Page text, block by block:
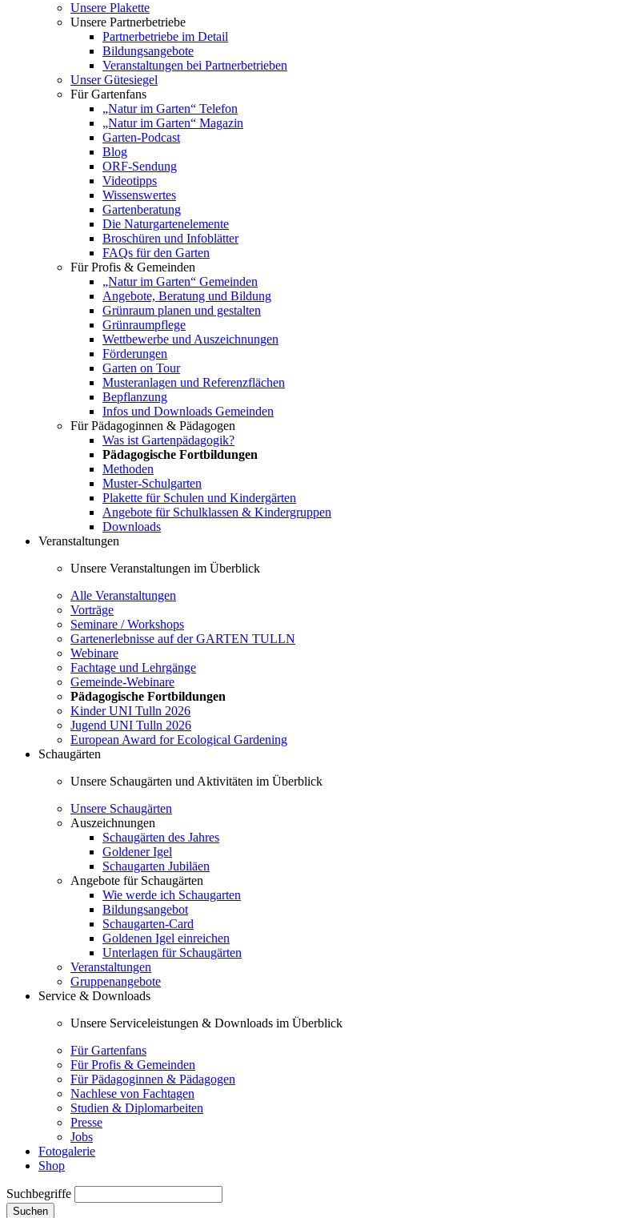
Unsere Plakette
Unsere Partnerbetriebe
Partnerbetriebe im Detail
Bildungsangebote
Veranstaltungen bei Partnerbetrieben
Unser Gütesiegel
Für Gartenfans
„Natur im Garten“ Telefon
„Natur im Garten“ Magazin
Garten-Podcast
Blog
ORF-Sendung
Videotipps
Wissenswertes
Gartenberatung
Die Naturgartenelemente
Broschüren und Infoblätter
FAQs für den Garten
Für Profis & Gemeinden
„Natur im Garten“ Gemeinden
Angebote, Beratung und Bildung
Grünraum planen und gestalten
Grünraumpflege
Wettbewerbe und Auszeichnungen
Förderungen
Garten on Tour
Musteranlagen und Referenzflächen
Bepflanzung
Infos und Downloads Gemeinden
Für Pädagoginnen & Pädagogen
Was ist Gartenpädagogik?
Pädagogische Fortbildungen
Methoden
Muster-Schulgarten
Plakette für Schulen und Kindergärten
Angebote für Schulklassen & Kindergruppen
Downloads
Veranstaltungen
Unsere Veranstaltungen im Überblick
Alle Veranstaltungen
Vorträge
Seminare / Workshops
Gartenerlebnisse auf der GARTEN TULLN
Webinare
Fachtage und Lehrgänge
Gemeinde-Webinare
Pädagogische Fortbildungen
Kinder UNI Tulln 2026
Jugend UNI Tulln 2026
European Award for Ecological Gardening
Schaugärten
Unsere Schaugärten und Aktivitäten im Überblick
Unsere Schaugärten
Auszeichnungen
Schaugärten des Jahres
Goldener Igel
Schaugarten Jubiläen
Angebote für Schaugärten
Wie werde ich Schaugarten
Bildungsangebot
Schaugarten-Card
Goldenen Igel einreichen
Unterlagen für Schaugärten
Veranstaltungen
Gruppenangebote
Service & Downloads
Unsere Serviceleistungen & Downloads im Überblick
Für Gartenfans
Für Profis & Gemeinden
Für Pädagoginnen & Pädagogen
Nachlese von Fachtagen
Studien & Diplomarbeiten
Presse
Jobs
Fotogalerie
Shop
Suchbegriffe
Suchen